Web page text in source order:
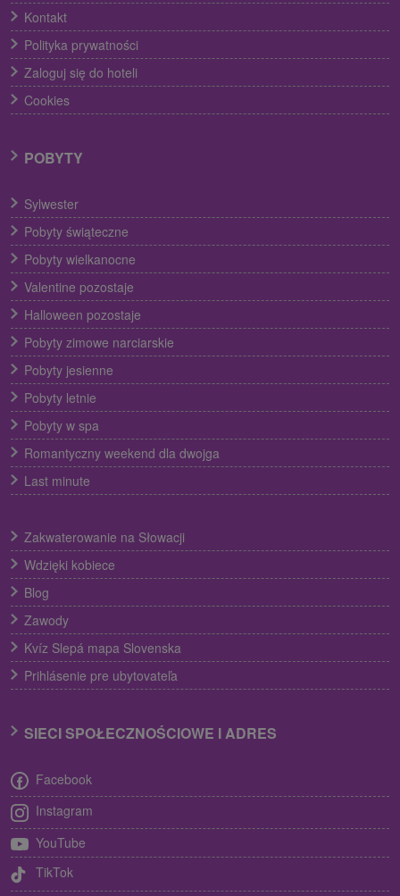
Kontakt
Polityka prywatności
Zaloguj się do hoteli
Cookies
POBYTY
Sylwester
Pobyty świąteczne
Pobyty wielkanocne
Valentine pozostaje
Halloween pozostaje
Pobyty zimowe narciarskie
Pobyty jesienne
Pobyty letnie
Pobyty w spa
Romantyczny weekend dla dwojga
Last minute
Zakwaterowanie na Słowacji
Wdzięki kobiece
Blog
Zawody
Kvíz Slepá mapa Slovenska
Prihlásenie pre ubytovateľa
SIECI SPOŁECZNOŚCIOWE I ADRES
Facebook
Instagram
YouTube
TikTok